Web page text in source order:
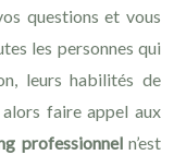
questions et vous
les personnes qui
leurs habilités de
faire appel aux
professionneln’est